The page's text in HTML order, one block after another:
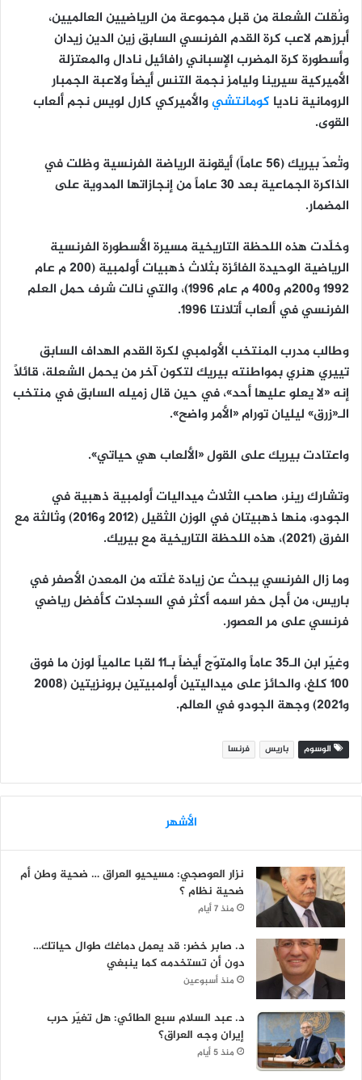
ونُقلت الشعلة من قبل مجموعة من الرياضيين العالميين،
أبرزهم لاعب كرة القدم الفرنسي السابق زين الدين زيدان
وأسطورة كرة المضرب الإسباني رافائيل نادال والمعتزلة
الأميركية سيرينا وليامز نجمة التنس أيضاً ولاعبة الجمبار
الرومانية ناديا كومانتشيوالأميركي كارل لويس نجم ألعاب
القوى.
وتُعدّ بيريك (56 عاماً) أيقونة الرياضة الفرنسية وظلت في
الذاكرة الجماعية بعد 30 عاماً من إنجازاتها المدوية على
المضمار.
وخلّدت هذه اللحظة التاريخية مسيرة الأسطورة الفرنسية
الرياضية الوحيدة الفائزة بثلاث ذهبيات أولمبية (200 م عام
1992 و200م و400 م عام 1996)، والتي نالت شرف حمل العلم
الفرنسي في ألعاب أتلانتا 1996.
وطالب مدرب المنتخب الأولمبي لكرة القدم الهداف السابق
تييري هنري بمواطنته بيريك لتكون آخر من يحمل الشعلة، قائلاً
إنه «لا يعلو عليها أحد»، في حين قال زميله السابق في منتخب
الـ«زرق» ليليان تورام «الأمر واضح».
واعتادت بيريك على القول «الألعاب هي حياتي».
وتشارك رينر، صاحب الثلاث ميداليات أولمبية ذهبية في
الجودو، منها ذهبيتان في الوزن الثقيل (2012 و2016) وثالثة مع
الفرق (2021)، هذه اللحظة التاريخية مع بيريك.
وما زال الفرنسي يبحث عن زيادة غلّته من المعدن الأصفر في
باريس، من أجل حفر اسمه أكثر في السجلات كأفضل رياضي
فرنسي على مر العصور.
وغيّر ابن الـ35 عاماً والمتوّج أيضاً بـ11 لقبا عالمياً لوزن ما فوق
100 كلغ، والحائز على ميداليتين أولمبيتين برونزيتين (2008
و2021) وجهة الجودو في العالم.
الوسوم باريس فرنسا
الأشهر
نزار العوصجي: مسيحيو العراق … ضحية وطن أم
ضحية نظام ؟
منذ 7 أيام
د. صابر خضر: قد يعمل دماغك طوال حياتك…
دون أن تستخدمه كما ينبغي
منذ أسبوعين
د. عبد السلام سبع الطائي: هل تغيّر حرب
إيران وجه العراق؟
منذ 5 أيام